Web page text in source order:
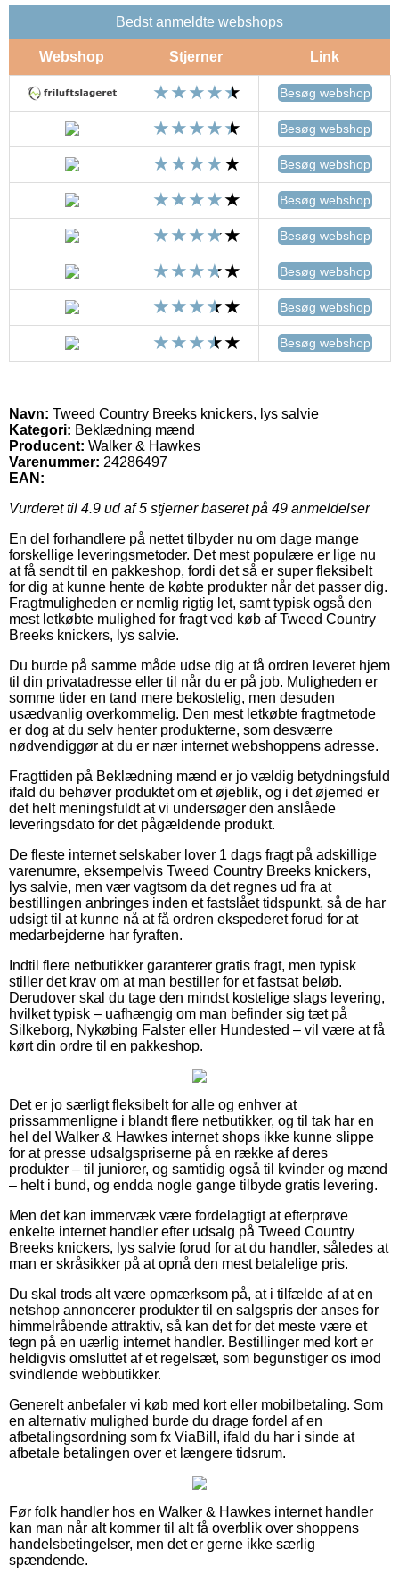
Bedst anmeldte webshops
Webshop Stjerner Link
Besøg webshop
Besøg webshop
Besøg webshop
Besøg webshop
Besøg webshop
Besøg webshop
Besøg webshop
Besøg webshop
Navn: Tweed Country Breeks knickers, lys salvie
Kategori: Beklædning mænd
Producent: Walker & Hawkes
Varenummer: 24286497
EAN:
Vurderet til 4.9 ud af 5 stjerner baseret på 49 anmeldelser
En del forhandlere på nettet tilbyder nu om dage mange
forskellige leveringsmetoder. Det mest populære er lige nu
at få sendt til en pakkeshop, fordi det så er super fleksibelt
for dig at kunne hente de købte produkter når det passer dig.
Fragtmuligheden er nemlig rigtig let, samt typisk også den
mest letkøbte mulighed for fragt ved køb af Tweed Country
Breeks knickers, lys salvie.
Du burde på samme måde udse dig at få ordren leveret hjem
til din privatadresse eller til når du er på job. Muligheden er
somme tider en tand mere bekostelig, men desuden
usædvanlig overkommelig. Den mest letkøbte fragtmetode
er dog at du selv henter produkterne, som desværre
nødvendiggør at du er nær internet webshoppens adresse.
Fragttiden på Beklædning mænd er jo vældig betydningsfuld
ifald du behøver produktet om et øjeblik, og i det øjemed er
det helt meningsfuldt at vi undersøger den anslåede
leveringsdato for det pågældende produkt.
De fleste internet selskaber lover 1 dags fragt på adskillige
varenumre, eksempelvis Tweed Country Breeks knickers,
lys salvie, men vær vagtsom da det regnes ud fra at
bestillingen anbringes inden et fastslået tidspunkt, så de har
udsigt til at kunne nå at få ordren ekspederet forud for at
medarbejderne har fyraften.
Indtil flere netbutikker garanterer gratis fragt, men typisk
stiller det krav om at man bestiller for et fastsat beløb.
Derudover skal du tage den mindst kostelige slags levering,
hvilket typisk – uafhængig om man befinder sig tæt på
Silkeborg, Nykøbing Falster eller Hundested – vil være at få
kørt din ordre til en pakkeshop.
Det er jo særligt fleksibelt for alle og enhver at
prissammenligne i blandt flere netbutikker, og til tak har en
hel del Walker & Hawkes internet shops ikke kunne slippe
for at presse udsalgspriserne på en række af deres
produkter – til juniorer, og samtidig også til kvinder og mænd
– helt i bund, og endda nogle gange tilbyde gratis levering.
Men det kan immervæk være fordelagtigt at efterprøve
enkelte internet handler efter udsalg på Tweed Country
Breeks knickers, lys salvie forud for at du handler, således at
man er skråsikker på at opnå den mest betalelige pris.
Du skal trods alt være opmærksom på, at i tilfælde af at en
netshop annoncerer produkter til en salgspris der anses for
himmelråbende attraktiv, så kan det for det meste være et
tegn på en uærlig internet handler. Bestillinger med kort er
heldigvis omsluttet af et regelsæt, som begunstiger os imod
svindlende webbutikker.
Generelt anbefaler vi køb med kort eller mobilbetaling. Som
en alternativ mulighed burde du drage fordel af en
afbetalingsordning som fx ViaBill, ifald du har i sinde at
afbetale betalingen over et længere tidsrum.
Før folk handler hos en Walker & Hawkes internet handler
kan man når alt kommer til alt få overblik over shoppens
handelsbetingelser, men det er gerne ikke særlig
spændende.